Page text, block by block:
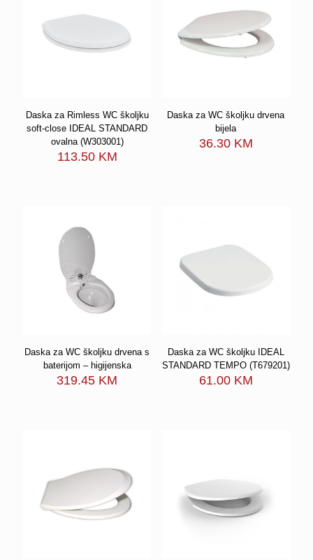
Daska za Rimless WC školjku
soft-close IDEAL STANDARD
ovalna (W303001)
113.50 KM
Daska za WC školjku drvena
bijela
36.30 KM
Daska za WC školjku drvena s
baterijom – higijenska
319.45 KM
Daska za WC školjku IDEAL
STANDARD TEMPO (T679201)
61.00 KM